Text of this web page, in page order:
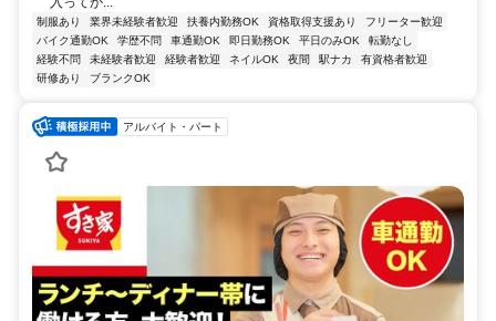
制服あり 業界未経験者歓迎 扶養内勤務OK 資格取得支援あり
フリーター歓迎
バイク通勤OK
学歴不問 車通勤OK 即日勤務OK 平日のみOK
転勤なし
経験不問
未経験者歓迎 経験者歓迎 ネイルOK 夜間 駅ナカ
有資格者歓迎
研修あり
ブランクOK
アルバイト・パート